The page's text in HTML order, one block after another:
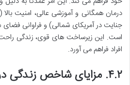
درمان همگانی و آموزشی عالی، امنیت
جنایت در آمریکای شمالی) و فراوانی
است. این زیرساخت های قوی، زندگی راحت
افراد فراهم می آورد.
۴.۲. مزایای شاخص زندگی در کبک